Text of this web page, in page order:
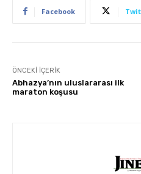
Facebook
ÖNCEKI İÇERIK
Abhazya’nın uluslararası ilk
maraton koşusu